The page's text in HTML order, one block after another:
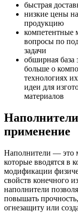
быстрая
низкие цены
продукцию
компетентные
вопросы по
задачи
обширная база
больше о
технологиях
идеи для
материалов
применение
Наполнители — это
которые вводятся в
модификации
свойств конечного
наполнители
повышать прочность,
огнезащиту или